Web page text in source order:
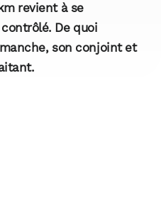
revient à se
De quoi
son conjoint et